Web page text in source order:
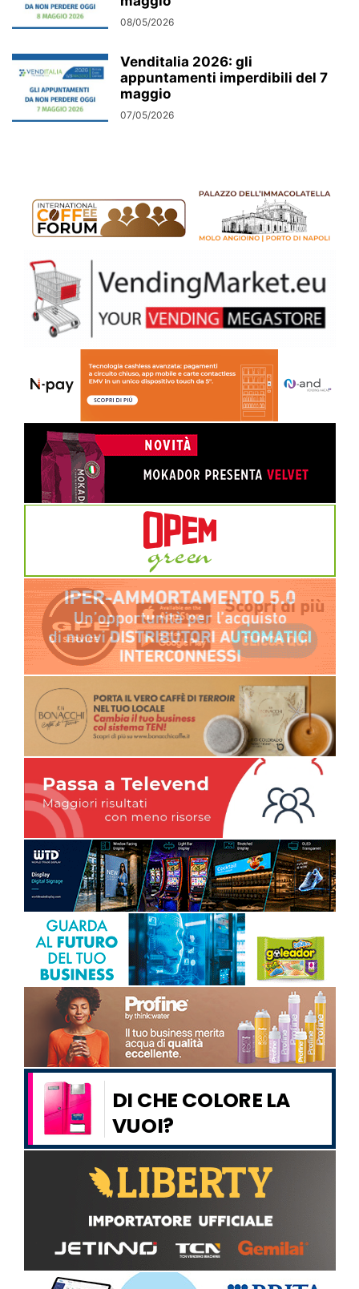
08/05/2026
Venditalia 2026: gli
appuntamenti imperdibili del 7
maggio
07/05/2026